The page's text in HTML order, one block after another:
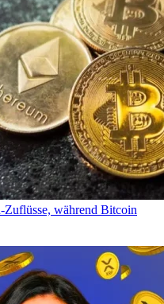
während Bitcoin